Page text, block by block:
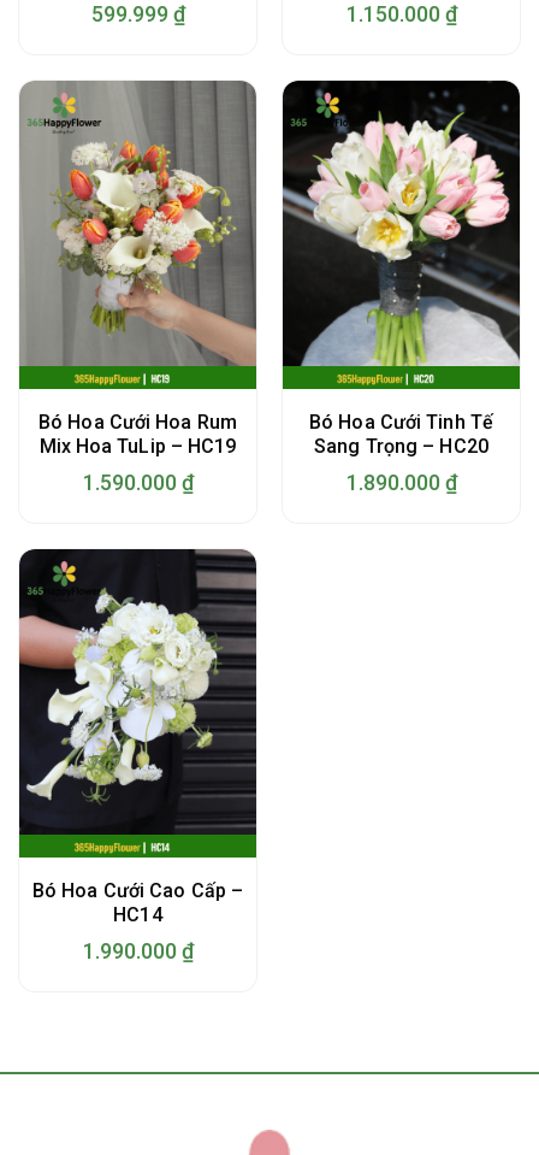
599.999 ₫ 1.150.000 ₫
Bó Hoa Cưới Hoa Rum
Mix Hoa TuLip – HC19
1.590.000 ₫
Bó Hoa Cưới Tinh Tế
Sang Trọng – HC20
1.890.000 ₫
Bó Hoa Cưới Cao Cấp –
HC14
1.990.000 ₫